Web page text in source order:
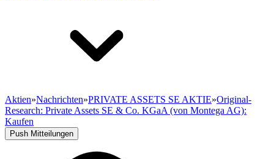
Aktien»Nachrichten»PRIVATE ASSETS SE AKTIE»Original-
Research: Private Assets SE & Co. KGaA (von Montega AG):
Kaufen
Push Mitteilungen